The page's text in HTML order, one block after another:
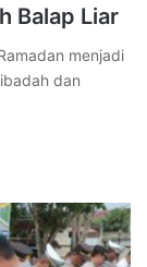
Balap Liar
menjadi
dan